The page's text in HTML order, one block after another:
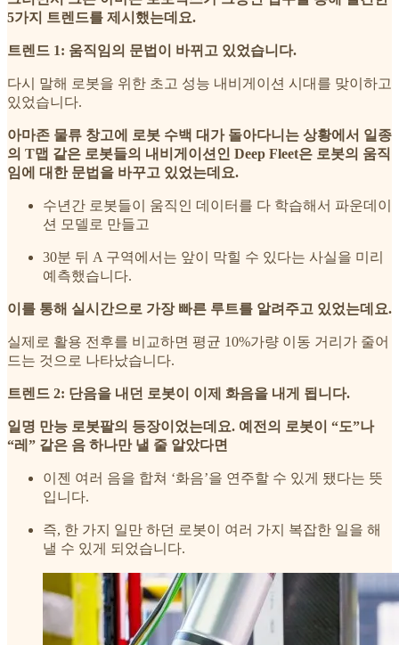
5가지 트렌드를 제시했는데요.
트렌드 1: 움직임의 문법이 바뀌고 있었습니다.
다시 말해 로봇을 위한 초고 성능 내비게이션 시대를 맞이하고
있었습니다.
아마존 물류 창고에 로봇 수백 대가 돌아다니는 상황에서 일종
의 T맵 같은 로봇들의 내비게이션인 Deep Fleet은 로봇의 움직
임에 대한 문법을 바꾸고 있었는데요.
수년간 로봇들이 움직인 데이터를 다 학습해서 파운데이
션 모델로 만들고
30분 뒤 A 구역에서는 앞이 막힐 수 있다는 사실을 미리
예측했습니다.
이를 통해 실시간으로 가장 빠른 루트를 알려주고 있었는데요.
실제로 활용 전후를 비교하면 평균 10%가량 이동 거리가 줄어
드는 것으로 나타났습니다.
트렌드 2: 단음을 내던 로봇이 이제 화음을 내게 됩니다.
일명 만능 로봇팔의 등장이었는데요. 예전의 로봇이 “도”나
“레” 같은 음 하나만 낼 줄 알았다면
이젠 여러 음을 합쳐 ‘화음’을 연주할 수 있게 됐다는 뜻
입니다.
즉, 한 가지 일만 하던 로봇이 여러 가지 복잡한 일을 해
낼 수 있게 되었습니다.